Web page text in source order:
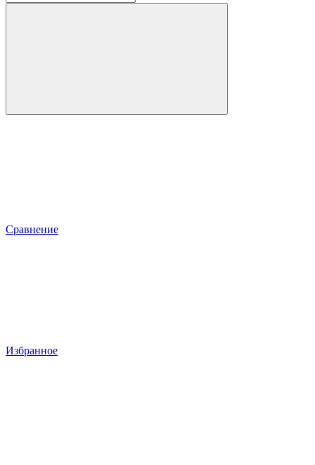
Сравнение
Избранное